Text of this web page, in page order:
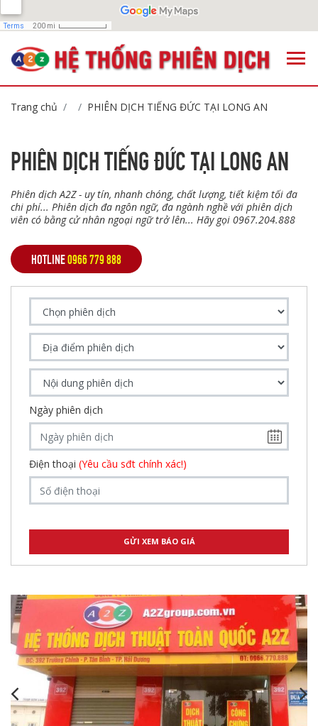
Trang chủ PHIÊN DỊCH TIẾNG ĐỨC TẠI LONG AN
PHIÊN DỊCH TIẾNG ĐỨC TẠI LONG AN
Phiên dịch A2Z - uy tín, nhanh chóng, chất lượng, tiết kiệm tối đa
chi phí... Phiên dịch đa ngôn ngữ, đa ngành nghề với phiên dịch
viên có bằng cử nhân ngoại ngữ trở lên... Hãy gọi 0967.204.888
HOTLINE0966 779 888
Ngày phiên dịch
Điện thoại (Yêu cầu sđt chính xác!)
,,,,,,,